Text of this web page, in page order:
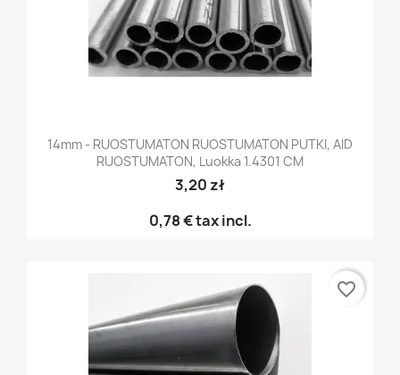
14mm - RUOSTUMATON RUOSTUMATON PUTKI, AID
RUOSTUMATON, Luokka 1.4301 CM
3,20 zł
0,78 €tax incl.
favorite_border